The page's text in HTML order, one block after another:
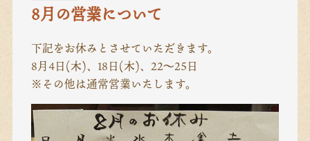
8月の営業について
下記をお休みとさせていただきます。
8月4日(木)、18日(木)、22～25日
※その他は通常営業いたします。